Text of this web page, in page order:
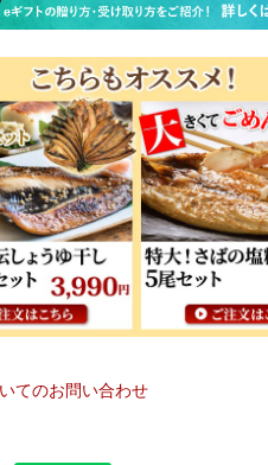
てのお問い合わせ